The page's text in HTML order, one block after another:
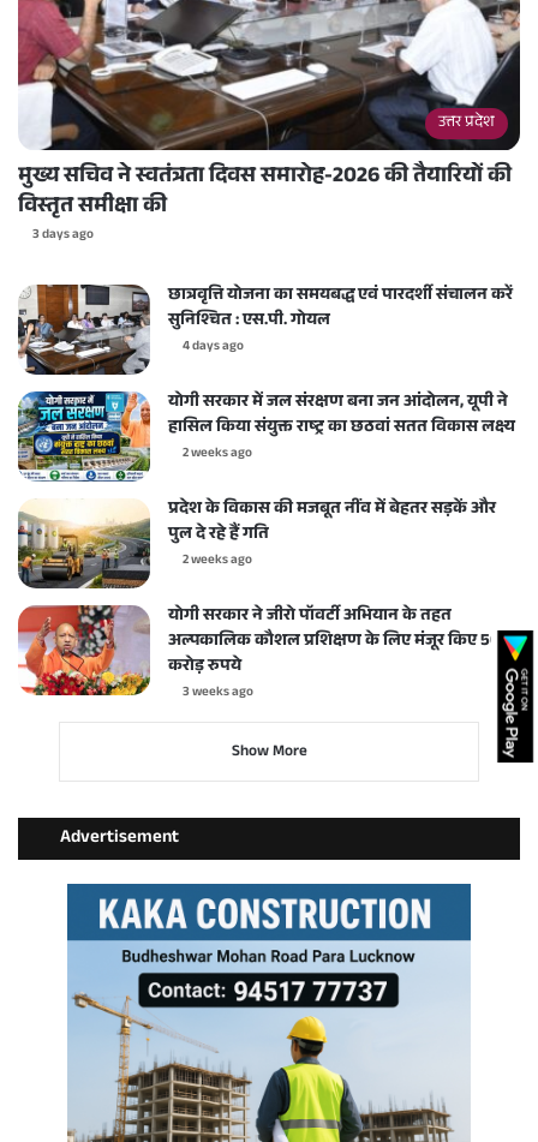
उत्तर प्रदेश
मुख्य सचिव ने स्वतंत्रता दिवस समारोह-2026 की तैयारियों की
विस्तृत समीक्षा की
3 days ago
छात्रवृत्ति योजना का समयबद्ध एवं पारदर्शी संचालन करें
सुनिश्चित : एस.पी. गोयल
4 days ago
योगी सरकार में जल संरक्षण बना जन आंदोलन, यूपी ने
हासिल किया संयुक्त राष्ट्र का छठवां सतत विकास लक्ष्य
2 weeks ago
प्रदेश के विकास की मजबूत नींव में बेहतर सड़कें और
पुल दे रहे हैं गति
2 weeks ago
योगी सरकार ने जीरो पॉवर्टी अभियान के तहत
अल्पकालिक कौशल प्रशिक्षण के लिए मंजूर किए 50
करोड़ रुपये
3 weeks ago
Show More
Advertisement